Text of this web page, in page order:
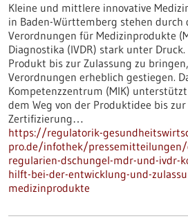
Kleine und mittlere innovative
in Baden-Württemberg stehen durch
Verordnungen für Medizinprodukte
Diagnostika (IVDR) stark unter
Produkt bis zur Zulassung zu
Verordnungen erheblich gestiegen.
Kompetenzzentrum (MIK)
dem Weg von der Produktidee bis
Zertifizierung…
https://regulatorik-
pro.de/infothek/
regularien-dschungel-mdr-und-ivdr-
hilft-bei-der-entwicklung-und-
medizinprodukte